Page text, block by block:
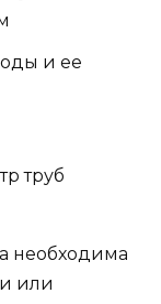
и ее
труб
необходима
или